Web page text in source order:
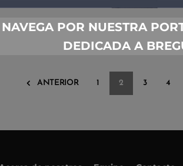
ANTERIOR 1 2 3 4
NAVEGA POR NUESTRA
DEDICADA A